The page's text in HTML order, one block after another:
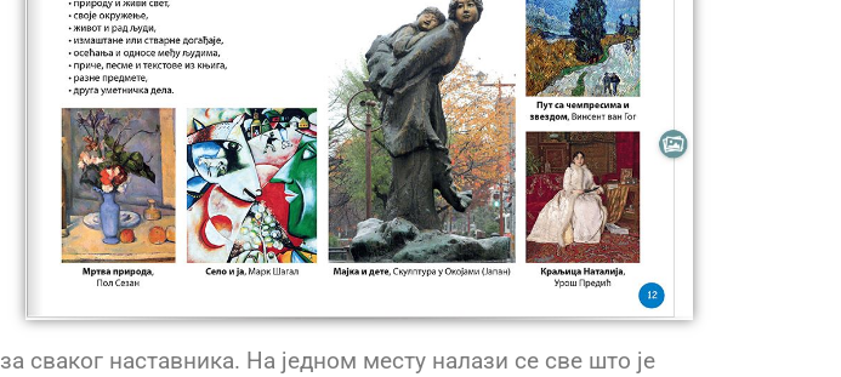
за сваког наставника. На једном месту налази се све што је